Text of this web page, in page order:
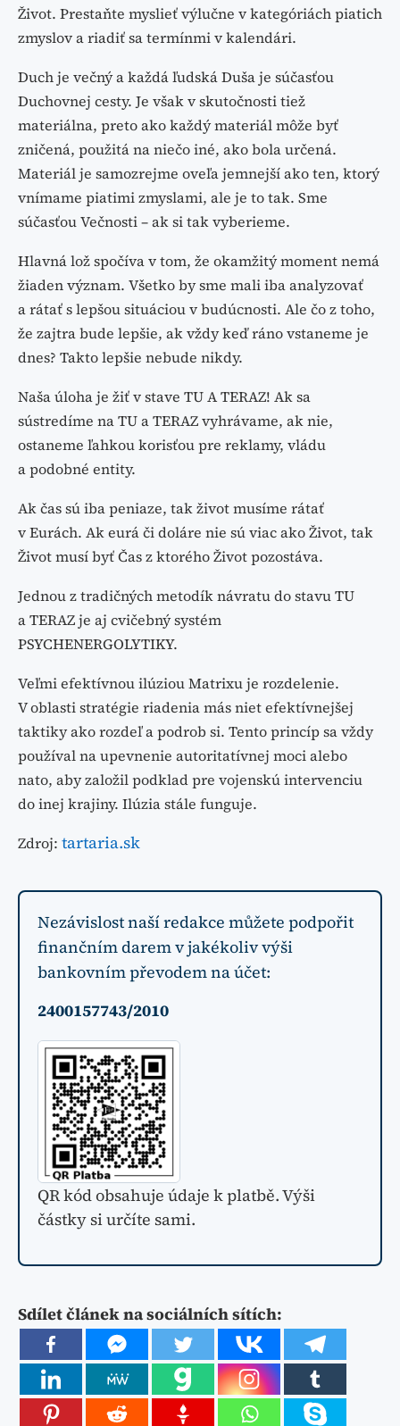
Život. Prestaňte myslieť výlučne v kategóriách piatich
zmyslov a riadiť sa termínmi v kalendári.
Duch je večný a každá ľudská Duša je súčasťou
Duchovnej cesty. Je však v skutočnosti tiež
materiálna, preto ako každý materiál môže byť
zničená, použitá na niečo iné, ako bola určená.
Materiál je samozrejme oveľa jemnejší ako ten, ktorý
vnímame piatimi zmyslami, ale je to tak. Sme
súčasťou Večnosti – ak si tak vyberieme.
Hlavná lož spočíva v tom, že okamžitý moment nemá
žiaden význam. Všetko by sme mali iba analyzovať
a rátať s lepšou situáciou v budúcnosti. Ale čo z toho,
že zajtra bude lepšie, ak vždy keď ráno vstaneme je
dnes? Takto lepšie nebude nikdy.
Naša úloha je žiť v stave TU A TERAZ! Ak sa
sústredíme na TU a TERAZ vyhrávame, ak nie,
ostaneme ľahkou korisťou pre reklamy, vládu
a podobné entity.
Ak čas sú iba peniaze, tak život musíme rátať
v Eurách. Ak eurá či doláre nie sú viac ako Život, tak
Život musí byť Čas z ktorého Život pozostáva.
Jednou z tradičných metodík návratu do stavu TU
a TERAZ je aj cvičebný systém
PSYCHENERGOLYTIKY.
Veľmi efektívnou ilúziou Matrixu je rozdelenie.
V oblasti stratégie riadenia más niet efektívnejšej
taktiky ako rozdeľ a podrob si. Tento princíp sa vždy
používal na upevnenie autoritatívnej moci alebo
nato, aby založil podklad pre vojenskú intervenciu
do inej krajiny. Ilúzia stále funguje.
Zdroj: tartaria.sk
Nezávislost naší redakce můžete podpořit
finančním darem v jakékoliv výši
bankovním převodem na účet:
2400157743/2010
QR kód obsahuje údaje k platbě. Výši
částky si určíte sami.
Sdílet článek na sociálních sítích: